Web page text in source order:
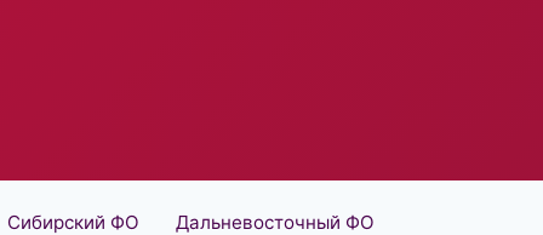
Сибирский ФО Дальневосточный ФО